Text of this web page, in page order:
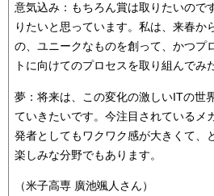
意気込み：もちろん賞は取りたいので
りたいと思っています。私は、来春
の、ユニークなものを創って、かつプ
トに向けてのプロセスを取り組んでみ
夢：将来は、この変化の激しいITの世
ていきたいです。今注目されているメ
発者としてもワクワク感が大きくて、
楽しみな分野でもあります。
（米子高専 廣池颯人さん）